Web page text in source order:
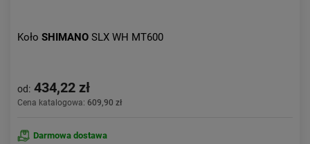
Koło SHIMANO SLX WH MT600
od: 434,22 zł
Cena katalogowa: 609,90 zł
Darmowa dostawa